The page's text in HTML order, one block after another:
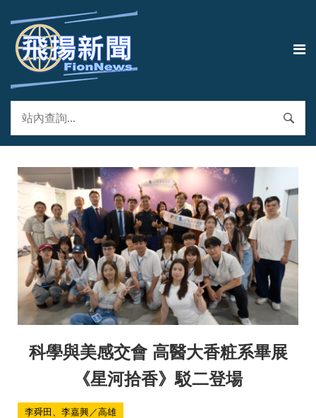
科學與美感交會 高醫大香粧系畢展
《星河拾香》駁二登場
李舜田、李嘉興／高雄